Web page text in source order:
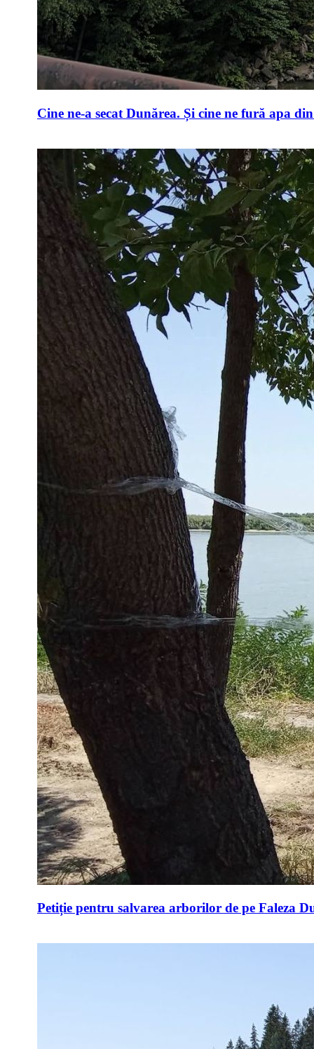
Cine ne-a secat Dunărea. Și cine ne fură apa
Petiție pentru salvarea arborilor de pe Faleza